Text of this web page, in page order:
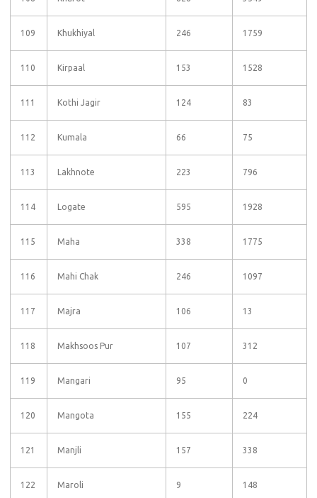
109 Khukhiyal 246 1759
110 Kirpaal 153 1528
111 Kothi Jagir 124 83
112 Kumala 66 75
113 Lakhnote 223 796
114 Logate 595 1928
115 Maha 338 1775
116 Mahi Chak 246 1097
117 Majra 106 13
118 Makhsoos Pur 107 312
119 Mangari 95 0
120 Mangota 155 224
121 Manjli 157 338
122 Maroli 9 148